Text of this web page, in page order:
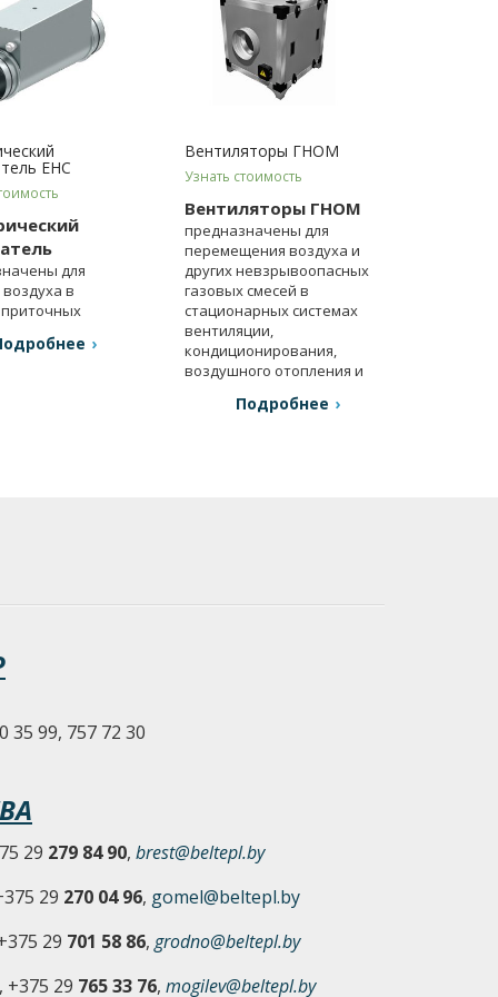
EHC
для
в
Вентиляторы ГНОМ
Узнать стоимость
Вентиляторы ГНОМ
предназначены для
перемещения воздуха и
других невзрывоопасных
газовых смесей в
стационарных системах
вентиляции,
кондиционирования,
воздушного отопления и
Подробнее
35 99, 757 72 30
29 279 84 90, brest@beltepl.by
29 270 04 96, gomel@beltepl.by
29 701 58 86, grodno@beltepl.by
, +375 29 765 33 76, mogilev@beltepl.by